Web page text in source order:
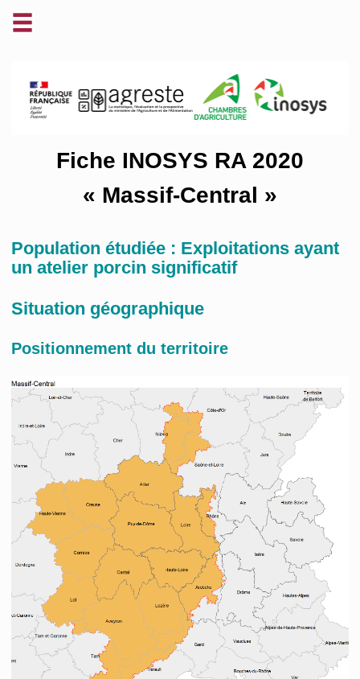
Fiche INOSYS RA 2020
« Massif-Central »
Population étudiée : Exploitations ayant
un atelier porcin significatif
Situation géographique
Positionnement du territoire